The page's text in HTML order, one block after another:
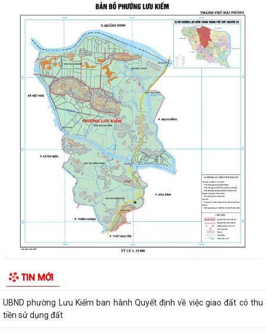
TIN MỚI
UBDN phường Lưu Kiếm thông báo Về việc niêm yết công khai kết quả
kiểm tra hồ sơ đăng ký, cấp Giấy...
UBND phường Lưu Kiếm thông báo Về việc niêm yết công khai kết quả
kiểm tra hồ sơ đăng ký, cấp Giấy...
ĐOÀN KIỂM TRA CỦA BAN THƯỜNG VỤ THÀNH ỦY HẢI PHÒNG VỀ
CÔNG TÁC KHOA HỌC, CÔNG NGHỆ, ĐỔI MỚI SÁNG...
UBND phường Lưu Kiếm thông báo Về việc niêm yết công khai kết quả
kiểm tra hồ sơ đăng ký, cấp Giấy...
Niêm yết công khai về việc mất Quyết định giao đất cho công dân làm
nhà ở của ông Trịnh Văn Tài tại...
THUẾ CƠ SỞ 1 THÀNH PHỐ HẢI PHÒNG HƯỚNG DẪN KÊ KHAI THÔNG
BÁO DOANH THU 6 THÁNG ĐẦU NĂM ĐỐI VỚI HỘ...
CÔNG AN PHƯỜNG LƯU KIẾM HƯỞNG ỨNG THAM GIA CUỘC THI SÁNG
TẠO VIDEO CLIP "TỔ QUỐC BÌNH YÊN"
dịch trên địa bàn phường Lưu Kiếm
UBND phường Lưu Kiếm ban hành Quyết định về việc giao đất có thu
tiền sử dụng đất